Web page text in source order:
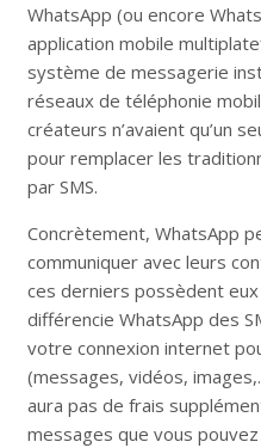
WhatsApp (ou encore
application mobile
système de messagerie
réseaux de téléphonie
créateurs n’avaient qu’un
pour remplacer les
par SMS.
Concrètement, WhatsApp
communiquer avec leurs
ces derniers possèdent eux
différencie WhatsApp des
votre connexion internet
(messages, vidéos,
aura pas de frais
messages que vous